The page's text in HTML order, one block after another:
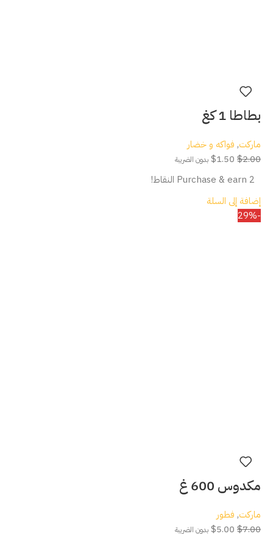
بطاطا 1 كغ
ماركت, فواكه و خضار
$2.00
$1.50 بدون الضريبة
Purchase & earn 2 النقاط!
إضافة إلى السلة
-29%
مكدوس 600 غ
ماركت, فطور
$7.00
$5.00 بدون الضريبة